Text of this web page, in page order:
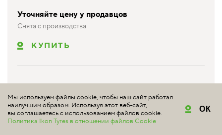
Уточняйте цену у продавцов
Снята с производства
КУПИТЬ
205/55 R16 94R XL
T430601 индекс скорости 170 км/ч
максимальная нагрузка 670 кг
Мы используем файлы cookie, чтобы наш сайт работал
наилучшим образом. Используя этот веб-сайт,
вы соглашаетесь с использованием файлов cookie.
Политика Ikon Tyres в отношении файлов Cookie
ОК